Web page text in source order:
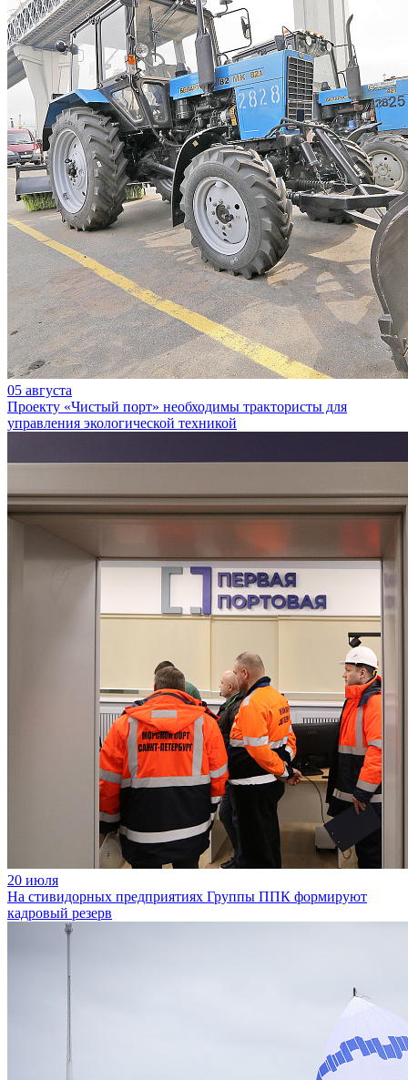
05 августа
Проекту «Чистый порт» необходимы трактористы для
управления экологической техникой
20 июля
На стивидорных предприятиях Группы ППК формируют
кадровый резерв